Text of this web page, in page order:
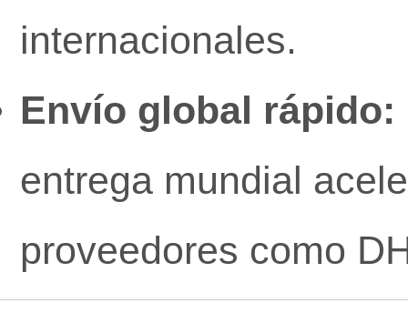
internacionales.
Envío global rápido:
entrega mundial
proveedores como